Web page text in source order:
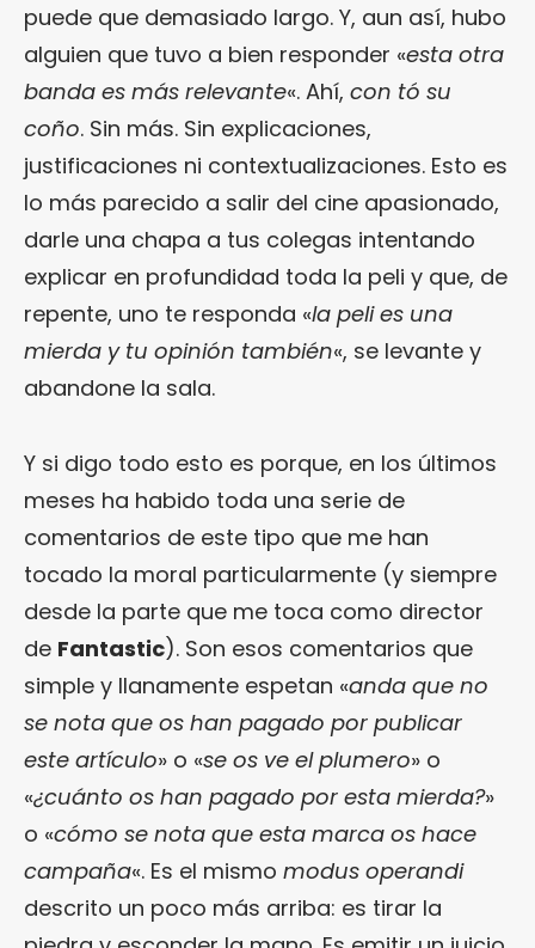
puede que demasiado largo. Y, aun así, hubo
alguien que tuvo a bien responder «esta otra
banda es más relevante«. Ahí, con tó su
coño. Sin más. Sin explicaciones,
justificaciones ni contextualizaciones. Esto es
lo más parecido a salir del cine apasionado,
darle una chapa a tus colegas intentando
explicar en profundidad toda la peli y que, de
repente, uno te responda «la peli es una
mierda y tu opinión también«, se levante y
abandone la sala.
Y si digo todo esto es porque, en los últimos
meses ha habido toda una serie de
comentarios de este tipo que me han
tocado la moral particularmente (y siempre
desde la parte que me toca como director
de Fantastic). Son esos comentarios que
simple y llanamente espetan «anda que no
se nota que os han pagado por publicar
este artículo» o «se os ve el plumero» o
«¿cuánto os han pagado por esta mierda?»
o «cómo se nota que esta marca os hace
campaña«. Es el mismo modus operandi
descrito un poco más arriba: es tirar la